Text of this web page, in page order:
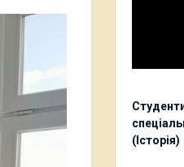
(Історія)